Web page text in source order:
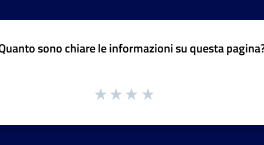
sono chiare le informazioni su questa